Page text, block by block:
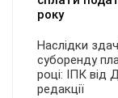
року
Наслідки
суборенду
році: ІПК
редакції